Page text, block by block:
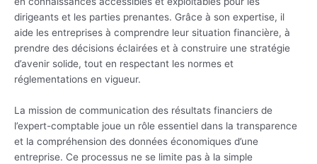
dirigeants et les parties prenantes. Grâce à son expertise, il
aide les entreprises à comprendre leur situation financière, à
prendre des décisions éclairées et à construire une stratégie
d’avenir solide, tout en respectant les normes et
réglementations en vigueur.
La mission de communication des résultats financiers de
l’expert-comptable joue un rôle essentiel dans la transparence
et la compréhension des données économiques d’une
entreprise. Ce processus ne se limite pas à la simple